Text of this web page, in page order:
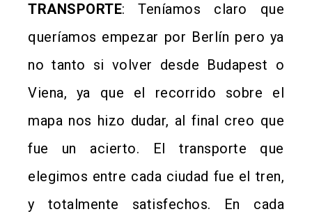
TRANSPORTE: Teníamos claro que
queríamos empezar por Berlín pero ya
no tanto si volver desde Budapest o
Viena, ya que el recorrido sobre el
mapa nos hizo dudar, al final creo que
fue un acierto. El transporte que
elegimos entre cada ciudad fue el tren,
y totalmente satisfechos. En cada